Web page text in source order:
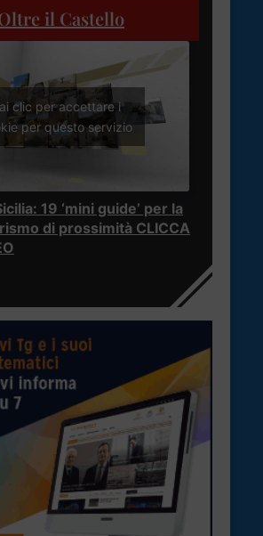
il Castello
clic per accettare i
per questo servizio
19 ‘mini guide’ per la
di prossimità CLICCA